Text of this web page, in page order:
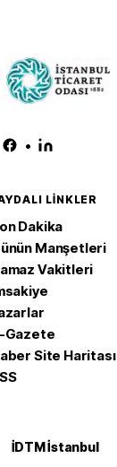
•
LINKLER
Dakika
Manşetleri
Vakitleri
Gazete
Site Haritası
İDTM İstanbul